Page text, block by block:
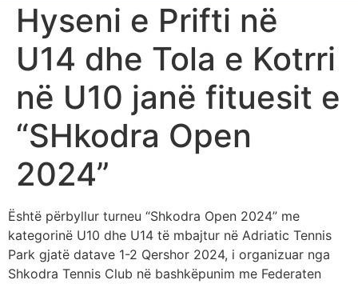
Hyseni e Prifti në
U14 dhe Tola e Kotrri
në U10 janë fituesit e
“SHkodra Open
2024”
Është përbyllur turneu “Shkodra Open 2024” me
kategorinë U10 dhe U14 të mbajtur në Adriatic Tennis
Park gjatë datave 1-2 Qershor 2024, i organizuar nga
Shkodra Tennis Club në bashkëpunim me Federaten